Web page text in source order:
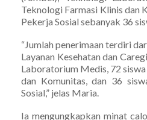
Teknologi Farmasi Klinis dan
Pekerja Sosial sebanyak 36
“Jumlah penerimaan terdiri
Layanan Kesehatan dan
Laboratorium Medis, 72
dan Komunitas, dan 36
Sosial,” jelas Maria.
Ia mengungkapkan minat